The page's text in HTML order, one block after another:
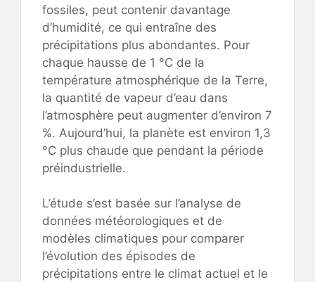
fossiles, peut contenir davantage
d’humidité, ce qui entraîne des
précipitations plus abondantes. Pour
chaque hausse de 1 °C de la
température atmosphérique de la Terre,
la quantité de vapeur d’eau dans
l’atmosphère peut augmenter d’environ 7
%. Aujourd’hui, la planète est environ 1,3
°C plus chaude que pendant la période
préindustrielle.
L’étude s’est basée sur l’analyse de
données météorologiques et de
modèles climatiques pour comparer
l’évolution des épisodes de
précipitations entre le climat actuel et le